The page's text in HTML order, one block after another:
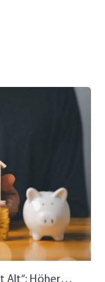
KfW-Förderung „Jung kauft Alt“: Höhere Kredite ab August 2026